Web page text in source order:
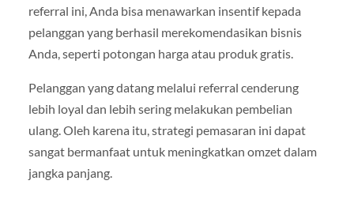
referral ini, Anda bisa menawarkan insentif kepada
pelanggan yang berhasil merekomendasikan bisnis
Anda, seperti potongan harga atau produk gratis.
Pelanggan yang datang melalui referral cenderung
lebih loyal dan lebih sering melakukan pembelian
ulang. Oleh karena itu, strategi pemasaran ini dapat
sangat bermanfaat untuk meningkatkan omzet dalam
jangka panjang.